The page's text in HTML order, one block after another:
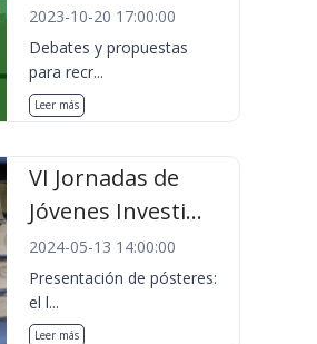
2023-10-20 17:00:00
Debates y propuestas
para recr...
Leer más
VI Jornadas de
Jóvenes Investi...
2024-05-13 14:00:00
Presentación de pósteres:
el l...
Leer más